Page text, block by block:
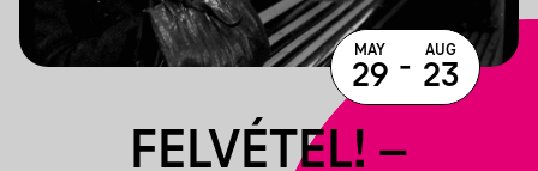
FELVÉTEL! –
MAY
29 - AUG
23